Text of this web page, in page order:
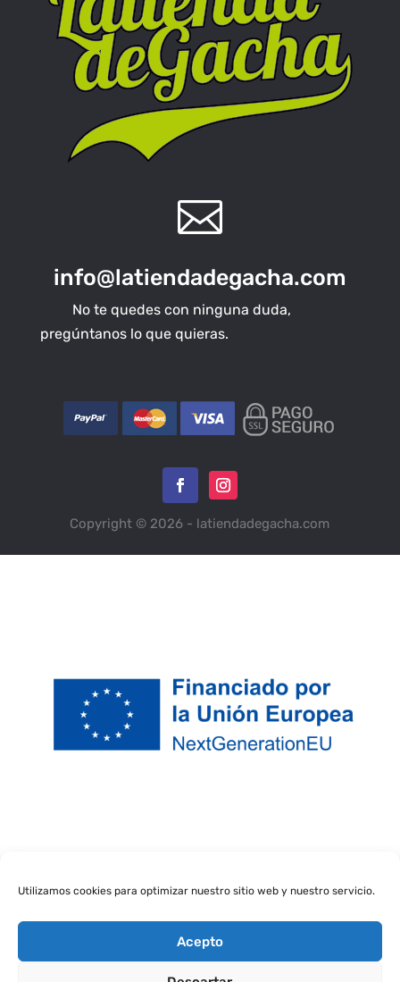
Utilizamos cookies para optimizar nuestro sitio web y nuestro servicio.
Acepto

info@latiendadegacha.com
No te quedes con ninguna duda,
pregúntanos lo que quieras.
Copyright © 2026 - latiendadegacha.com